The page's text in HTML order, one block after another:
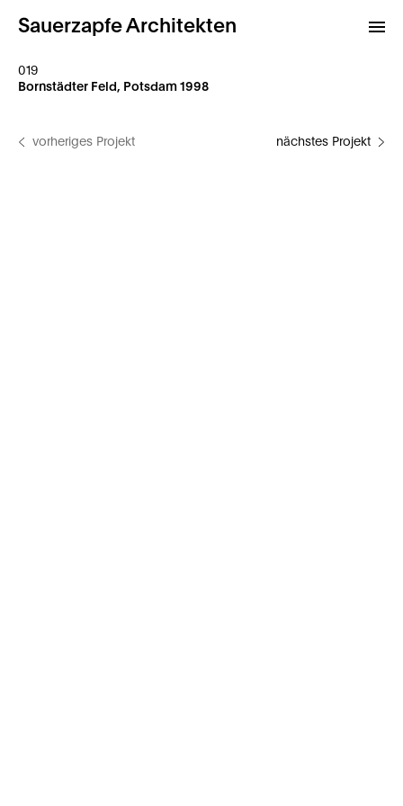
Sauerzapfe Architekten
Archiv
019
Bornstädter Feld, Potsdam 1998
vorheriges Projekt nächstes Projekt